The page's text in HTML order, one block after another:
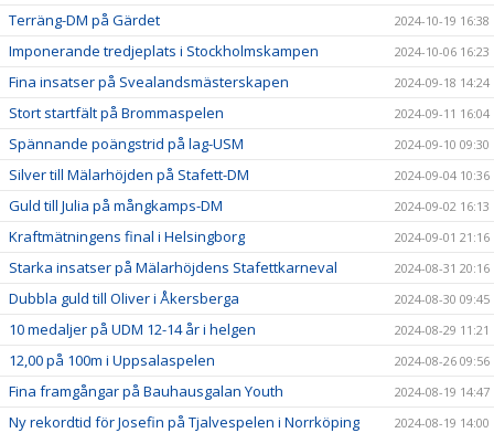
Terräng-DM på Gärdet 2024-10-19 16:38
Imponerande tredjeplats i Stockholmskampen 2024-10-06 16:23
Fina insatser på Svealandsmästerskapen 2024-09-18 14:24
Stort startfält på Brommaspelen 2024-09-11 16:04
Spännande poängstrid på lag-USM 2024-09-10 09:30
Silver till Mälarhöjden på Stafett-DM 2024-09-04 10:36
Guld till Julia på mångkamps-DM 2024-09-02 16:13
Kraftmätningens final i Helsingborg 2024-09-01 21:16
Starka insatser på Mälarhöjdens Stafettkarneval 2024-08-31 20:16
Dubbla guld till Oliver i Åkersberga 2024-08-30 09:45
10 medaljer på UDM 12-14 år i helgen 2024-08-29 11:21
12,00 på 100m i Uppsalaspelen 2024-08-26 09:56
Fina framgångar på Bauhausgalan Youth 2024-08-19 14:47
Ny rekordtid för Josefin på Tjalvespelen i Norrköping 2024-08-19 14:00